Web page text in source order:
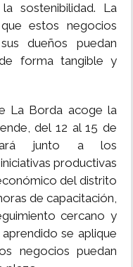
sostenibilidad. La
estos negocios
dueños puedan
forma tangible y
La Borda acoge la
del 12 al 15 de
junto a los
productivas
del distrito
de capacitación,
cercano y
se aplique
negocios puedan